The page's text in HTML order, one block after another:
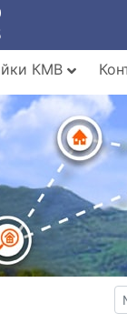
КМВ